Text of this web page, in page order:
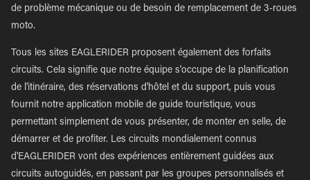
de problème mécanique ou de besoin de remplacement de 3-roues
moto.
Tous les sites EAGLERIDER proposent également des forfaits
circuits. Cela signifie que notre équipe s'occupe de la planification
de l'itinéraire, des réservations d'hôtel et du support, puis vous
fournit notre application mobile de guide touristique, vous
permettant simplement de vous présenter, de monter en selle, de
démarrer et de profiter. Les circuits mondialement connus
d'EAGLERIDER vont des expériences entièrement guidées aux
circuits autoguidés, en passant par les groupes personnalisés et